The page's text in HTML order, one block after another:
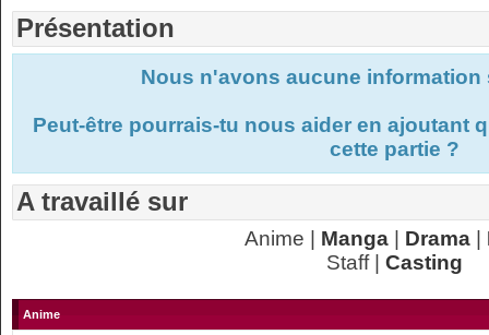
Présentation
Nous n'avons aucune
Peut-être pourrais-tu nous aider en ajoutant
cette partie ?
A travaillé sur
Anime | Manga| Drama|
Staff | Casting
Anime